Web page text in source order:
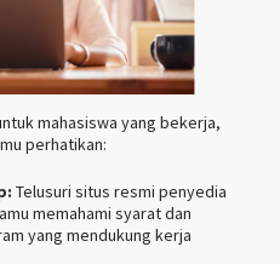
mahasiswa yang bekerja,
perhatikan:
Telusuri situs resmi penyedia
memahami syarat dan
yang mendukung kerja